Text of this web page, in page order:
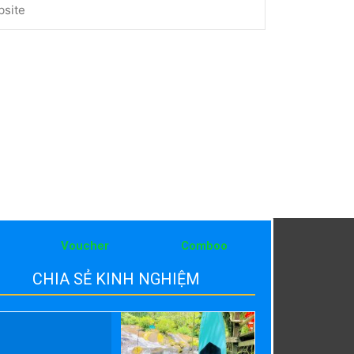
Voucher Comboo
CHIA SẺ KINH NGHIỆM